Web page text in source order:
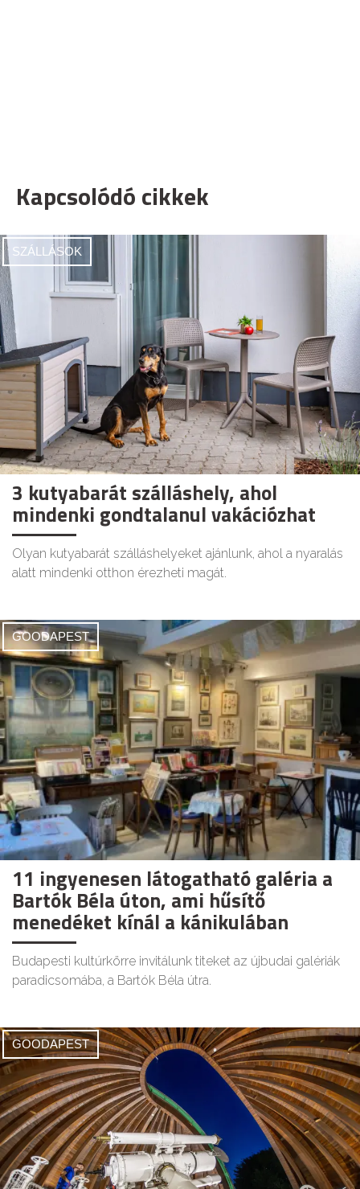
Kapcsolódó cikkek
SZÁLLÁSOK
3 kutyabarát szálláshely, ahol
mindenki gondtalanul vakációzhat
Olyan kutyabarát szálláshelyeket ajánlunk, ahol a nyaralás
alatt mindenki otthon érezheti magát.
GOODAPEST
11 ingyenesen látogatható galéria a
Bartók Béla úton, ami hűsítő
menedéket kínál a kánikulában
Budapesti kultúrkörre invitálunk titeket az újbudai galériák
paradicsomába, a Bartók Béla útra.
GOODAPEST